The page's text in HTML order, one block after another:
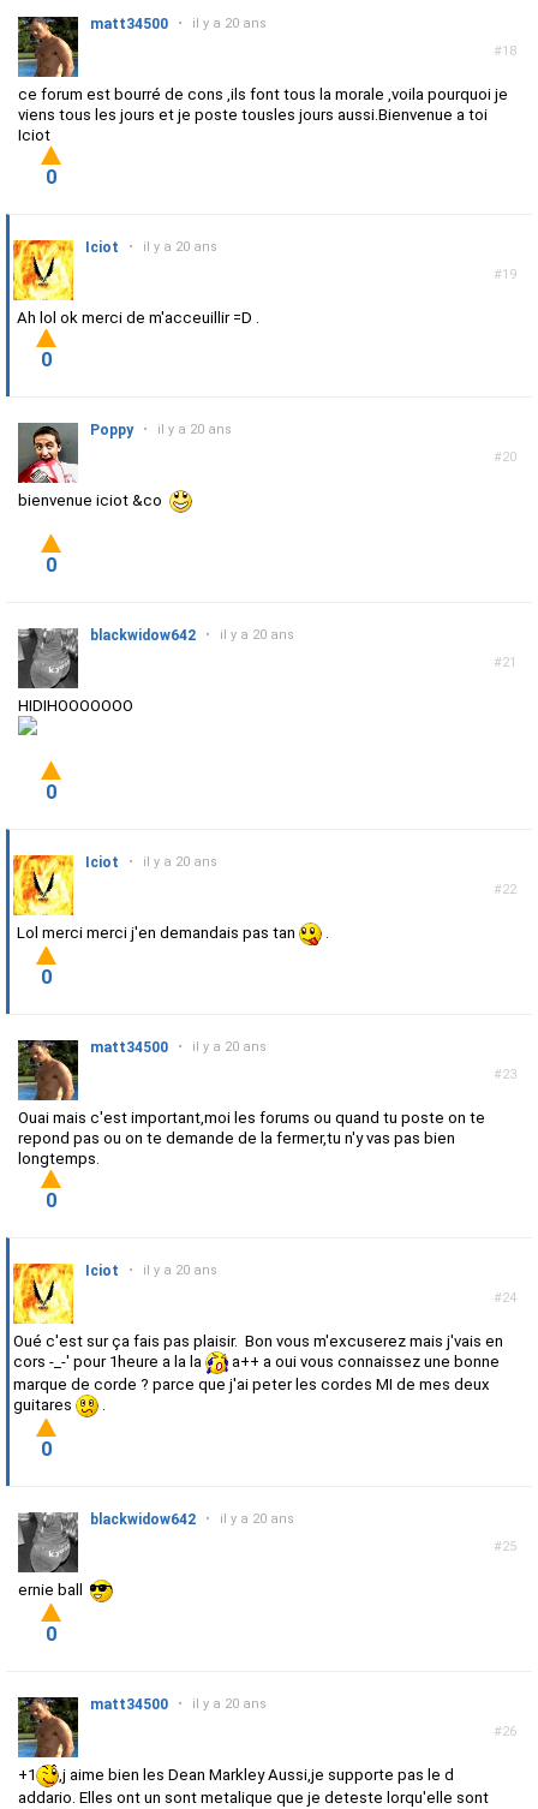
#18
matt34500 • il y a 20 ans
ce forum est bourré de cons ,ils font tous la morale ,voila pourquoi je
viens tous les jours et je poste tousles jours aussi.Bienvenue a toi
Iciot
0
#19
Iciot • il y a 20 ans
Ah lol ok merci de m'acceuillir =D .
0
#20
Poppy • il y a 20 ans
bienvenue iciot &co
0
#21
blackwidow642 • il y a 20 ans
HIDIHOOOOOOO
0
#22
Iciot • il y a 20 ans
Lol merci merci j'en demandais pas tan .
0
#23
matt34500 • il y a 20 ans
Ouai mais c'est important,moi les forums ou quand tu poste on te
repond pas ou on te demande de la fermer,tu n'y vas pas bien
longtemps.
0
#24
Iciot • il y a 20 ans
Oué c'est sur ça fais pas plaisir. Bon vous m'excuserez mais j'vais en
cors -_-' pour 1heure a la la
a++ a oui vous connaissez une bonne
marque de corde ? parce que j'ai peter les cordes MI de mes deux
guitares
.
0
#25
blackwidow642 • il y a 20 ans
ernie ball
0
#26
matt34500 • il y a 20 ans
+1
,j aime bien les Dean Markley Aussi,je supporte pas le d
addario. Elles ont un sont metalique que je deteste lorqu'elle sont